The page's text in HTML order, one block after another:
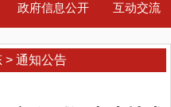
政府信息公开 互动交流
> 通知公告